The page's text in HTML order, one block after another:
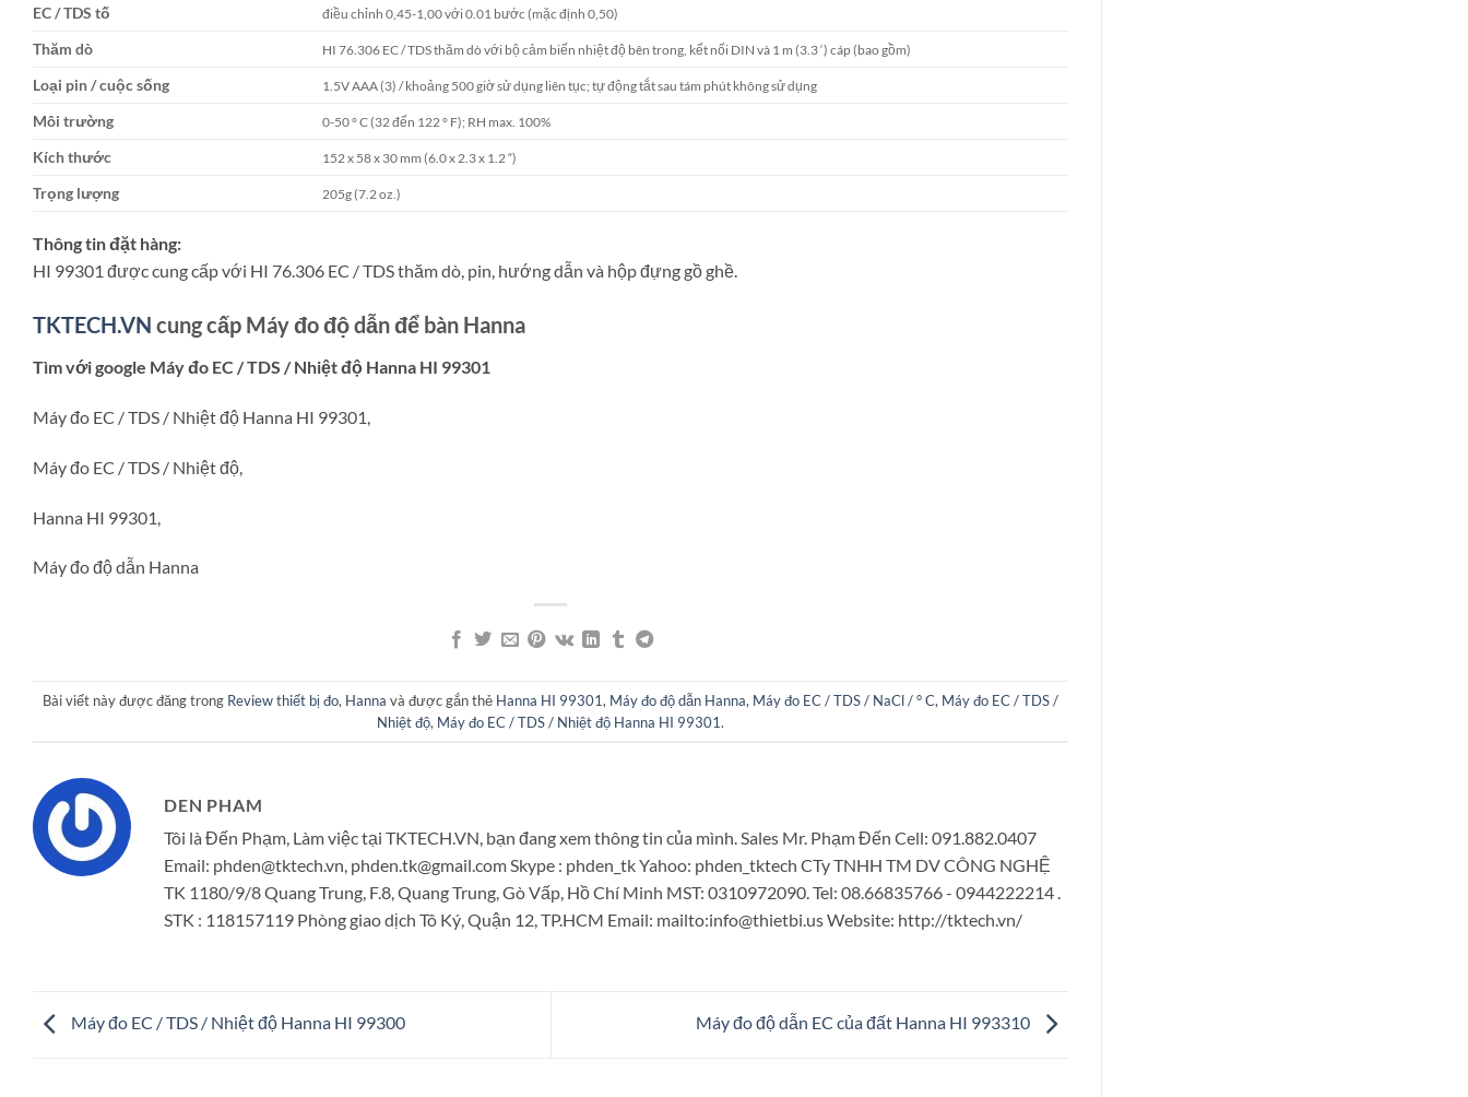
EC / TDS tố điều chỉnh 0,45-1,00 với 0.01 bước (mặc định 0,50)
Thăm dò HI 76.306 EC / TDS thăm dò với bộ cảm biến nhiệt độ bên trong, kết nối DIN và 1 m (3.3 ‘) cáp (bao gồm)
Loại pin / cuộc sống 1.5V AAA (3) / khoảng 500 giờ sử dụng liên tục; tự động tắt sau tám phút không sử dụng
Môi trường 0-50 ° C (32 đến 122 ° F); RH max. 100%
Kích thước 152 x 58 x 30 mm (6.0 x 2.3 x 1.2 “)
Trọng lượng 205g (7.2 oz.)
Thông tin đặt hàng:
HI 99301 được cung cấp với HI 76.306 EC / TDS thăm dò, pin, hướng dẫn và hộp đựng gồ ghề.
TKTECH.VN cung cấp Máy đo độ dẫn để bàn Hanna
Tìm với google Máy đo EC / TDS / Nhiệt độ Hanna HI 99301
Máy đo EC / TDS / Nhiệt độ Hanna HI 99301,
Máy đo EC / TDS / Nhiệt độ,
Hanna HI 99301,
Máy đo độ dẫn Hanna
Bài viết này được đăng trong Review thiết bị đo, Hanna và được gắn thẻ Hanna HI 99301, Máy đo độ dẫn Hanna, Máy đo EC / TDS / NaCl / ° C, Máy đo EC / TDS /
Nhiệt độ, Máy đo EC / TDS / Nhiệt độ Hanna HI 99301.
DEN PHAM
Tôi là Đến Phạm, Làm việc tại TKTECH.VN, bạn đang xem thông tin của mình. Sales Mr. Phạm Đến Cell: 091.882.0407
Email: phden@tktech.vn, phden.tk@gmail.com Skype : phden_tk Yahoo: phden_tktech CTy TNHH TM DV CÔNG NGHỆ
TK 1180/9/8 Quang Trung, F.8, Quang Trung, Gò Vấp, Hồ Chí Minh MST: 0310972090. Tel: 08.66835766 - 0944222214 .
STK : 118157119 Phòng giao dịch Tô Ký, Quận 12, TP.HCM Email: mailto:info@thietbi.us Website: http://tktech.vn/
Máy đo EC / TDS / Nhiệt độ Hanna HI 99300 Máy đo độ dẫn EC của đất Hanna HI 993310